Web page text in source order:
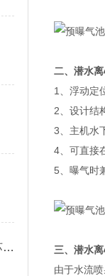
江苏南京潜水推流器生产厂家 江苏杜安环保
二、潜水
1、浮动定
2、设计结
3、主机水
4、可直接
5、曝气时
三、潜水
由于水流